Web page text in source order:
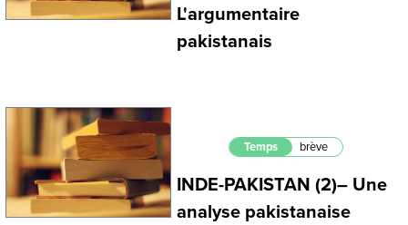
L'argumentaire
pakistanais
Temps brève
INDE-PAKISTAN (2)– Une
analyse pakistanaise